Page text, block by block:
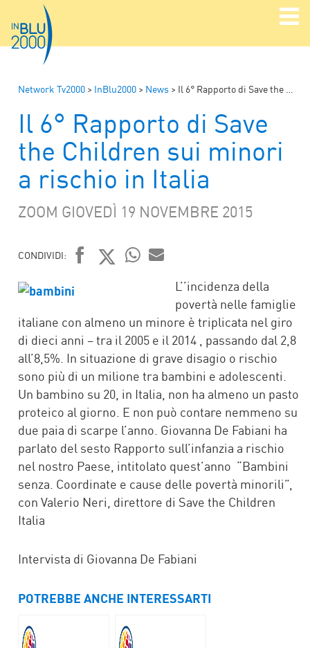
Network Tv2000 > InBlu2000 > News > Il 6° Rapporto di Save the Children sui minori a rischio in Italia
Il 6° Rapporto di Save
the Children sui minori
a rischio in Italia
ZOOM GIOVEDÌ 19 NOVEMBRE 2015
CONDIVIDI:
FACEBOOKWHATSAPP
MAILL’’incidenza della
povertà nelle famiglie
italiane con almeno un minore è triplicata nel giro
di dieci anni – tra il 2005 e il 2014 , passando dal 2,8
all’8,5%. In situazione di grave disagio o rischio
sono più di un milione tra bambini e adolescenti.
Un bambino su 20, in Italia, non ha almeno un pasto
proteico al giorno. E non può contare nemmeno su
due paia di scarpe l’anno. Giovanna De Fabiani ha
parlato del sesto Rapporto sull’infanzia a rischio
nel nostro Paese, intitolato quest’anno “Bambini
senza. Coordinate e cause delle povertà minorili”,
con Valerio Neri, direttore di Save the Children
Italia
Intervista di Giovanna De Fabiani
POTREBBE ANCHE INTERESSARTI